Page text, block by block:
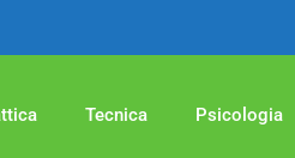
Tecnica Psicologia